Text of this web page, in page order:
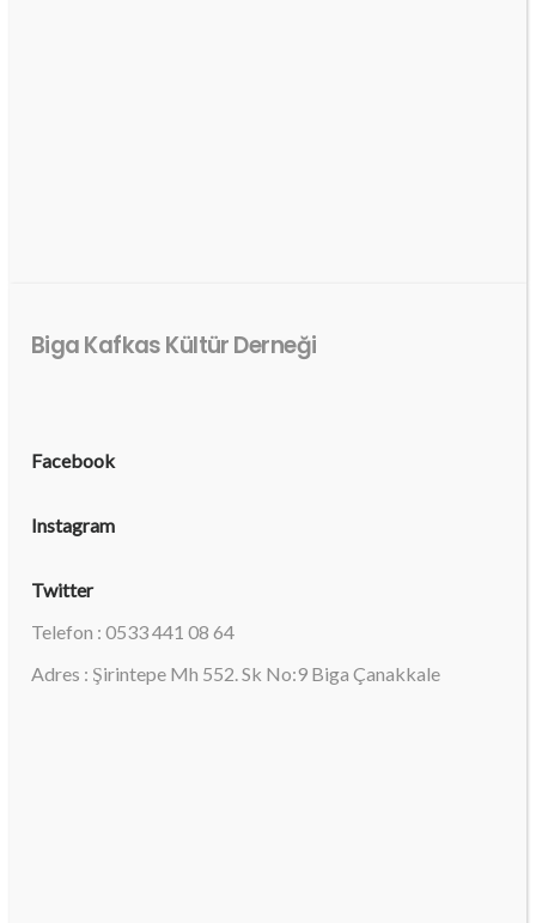
Biga Kafkas Kültür Derneği
Facebook
Instagram
Twitter
Telefon : 0533 441 08 64
Adres : Şirintepe Mh 552. Sk No:9 Biga Çanakkale